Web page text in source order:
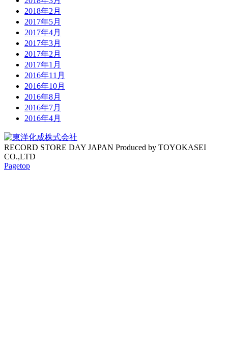
2018年2月
2017年5月
2017年4月
2017年3月
2017年2月
2017年1月
2016年11月
2016年10月
2016年8月
2016年7月
2016年4月
RECORD STORE DAY JAPAN Produced by TOYOKASEI
CO.,LTD
Pagetop